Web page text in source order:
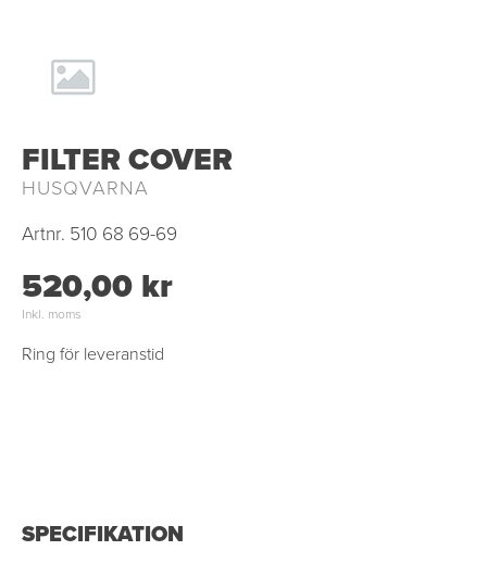
FILTER COVER
HUSQVARNA
Artnr. 510 68 69-69
520,00 kr
Inkl. moms
Ring för leveranstid
SPECIFIKATION